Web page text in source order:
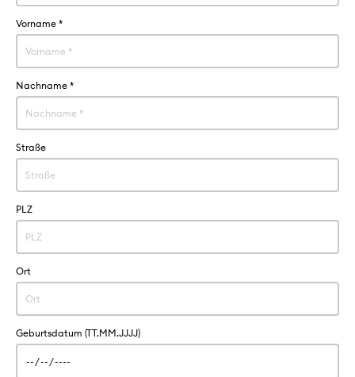
Vorname *
Nachname *
Straße
PLZ
Ort
Geburtsdatum (TT.MM.JJJJ)